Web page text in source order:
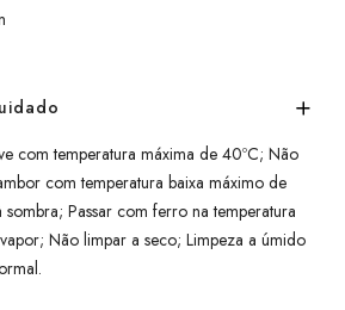
com temperatura máxima de 40ºC; Não
com temperatura baixa máximo de
Passar com ferro na temperatura
Não limpar a seco; Limpeza a úmido